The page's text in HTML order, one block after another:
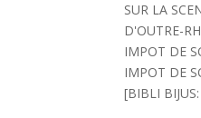
SUR LA
D'OUTRE-
IMPOT DE
IMPOT DE
[BIBLI